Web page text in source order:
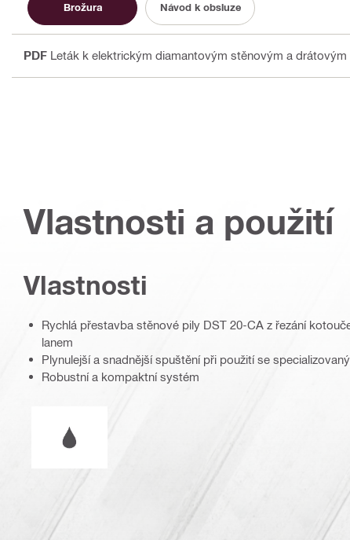
Brožura Návod k obsluze
PDF Leták k elektrickým diamantovým stěnovým a drátovým
Vlastnosti a použití
Vlastnosti
Rychlá přestavba stěnové pily DST 20-CA z řezání
lanem
Plynulejší a snadnější spuštění při použití se
Robustní a kompaktní systém